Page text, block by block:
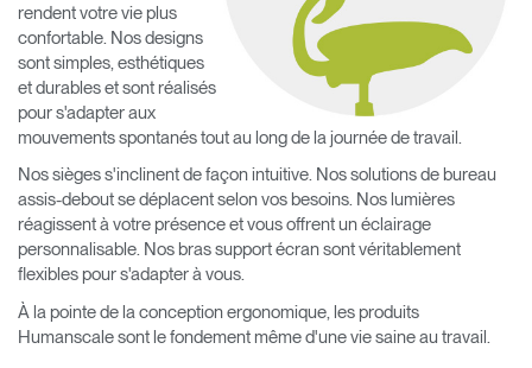
Valider Créer un compte
rendent votre vie plus
confortable. Nos designs
sont simples, esthétiques
et durables et sont réalisés
pour s'adapter aux
mouvements spontanés tout au long de la journée de travail.
Nos sièges s'inclinent de façon intuitive. Nos solutions de bureau
assis-debout se déplacent selon vos besoins. Nos lumières
réagissent à votre présence et vous offrent un éclairage
personnalisable. Nos bras support écran sont véritablement
flexibles pour s'adapter à vous.
À la pointe de la conception ergonomique, les produits
Humanscale sont le fondement même d'une vie saine au travail.